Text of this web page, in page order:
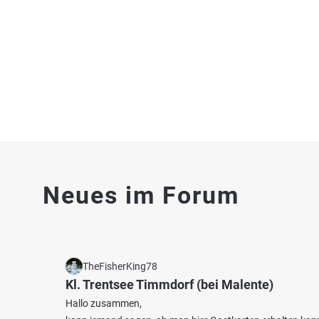
Baggersee bei 54516 Flußbach
Neues im Forum
TheFisherKing78
Kl. Trentsee Timmdorf (bei Malente)
Hallo zusammen,